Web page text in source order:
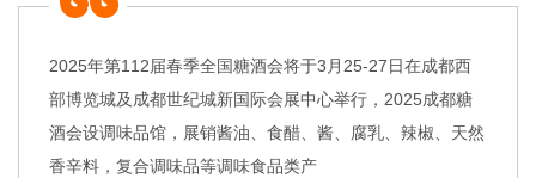
2025年第112届春季全国糖酒会将于3月25-27日在成都西
部博览城及成都世纪城新国际会展中心举行，2025成都糖
酒会设调味品馆，展销酱油、食醋、酱、腐乳、辣椒、天然
香辛料，复合调味品等调味食品类产